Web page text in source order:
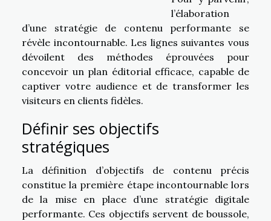
l’élaboration
d’une stratégie de contenu performante se
révèle incontournable. Les lignes suivantes vous
dévoilent des méthodes éprouvées pour
concevoir un plan éditorial efficace, capable de
captiver votre audience et de transformer les
visiteurs en clients fidèles.
Définir ses objectifs
stratégiques
La définition d’objectifs de contenu précis
constitue la première étape incontournable lors
de la mise en place d’une stratégie digitale
performante. Ces objectifs servent de boussole,